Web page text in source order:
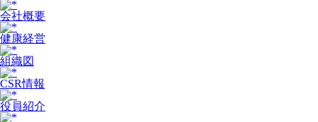
会社概要
健康経営
組織図
CSR情報
役員紹介